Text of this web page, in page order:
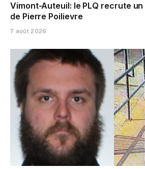
Vimont-Auteuil: le PLQ recrute
de Pierre Poilievre
7 août 2026